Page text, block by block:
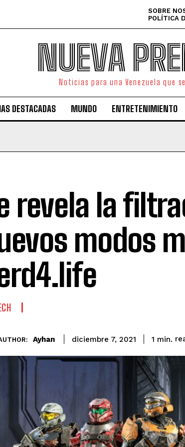
SOBRE
POLÍTICA
NUEVA
Noticias para una Venezuela que se
DESTACADAS MUNDO ENTRETENIMIENTO
revela la
modos
Ayhan diciembre 7, 2021 1 min.